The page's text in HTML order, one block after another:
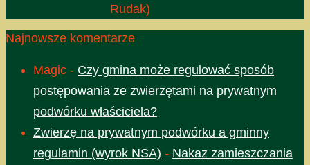
Rudak)
Najnowsze komentarze
Magic - Czy gmina może regulować sposób
postępowania ze zwierzętami na prywatnym
podwórku właściciela?
Zwierzę na prywatnym podwórku a gminny
regulamin (wyrok NSA) - Nakaz zamieszczania